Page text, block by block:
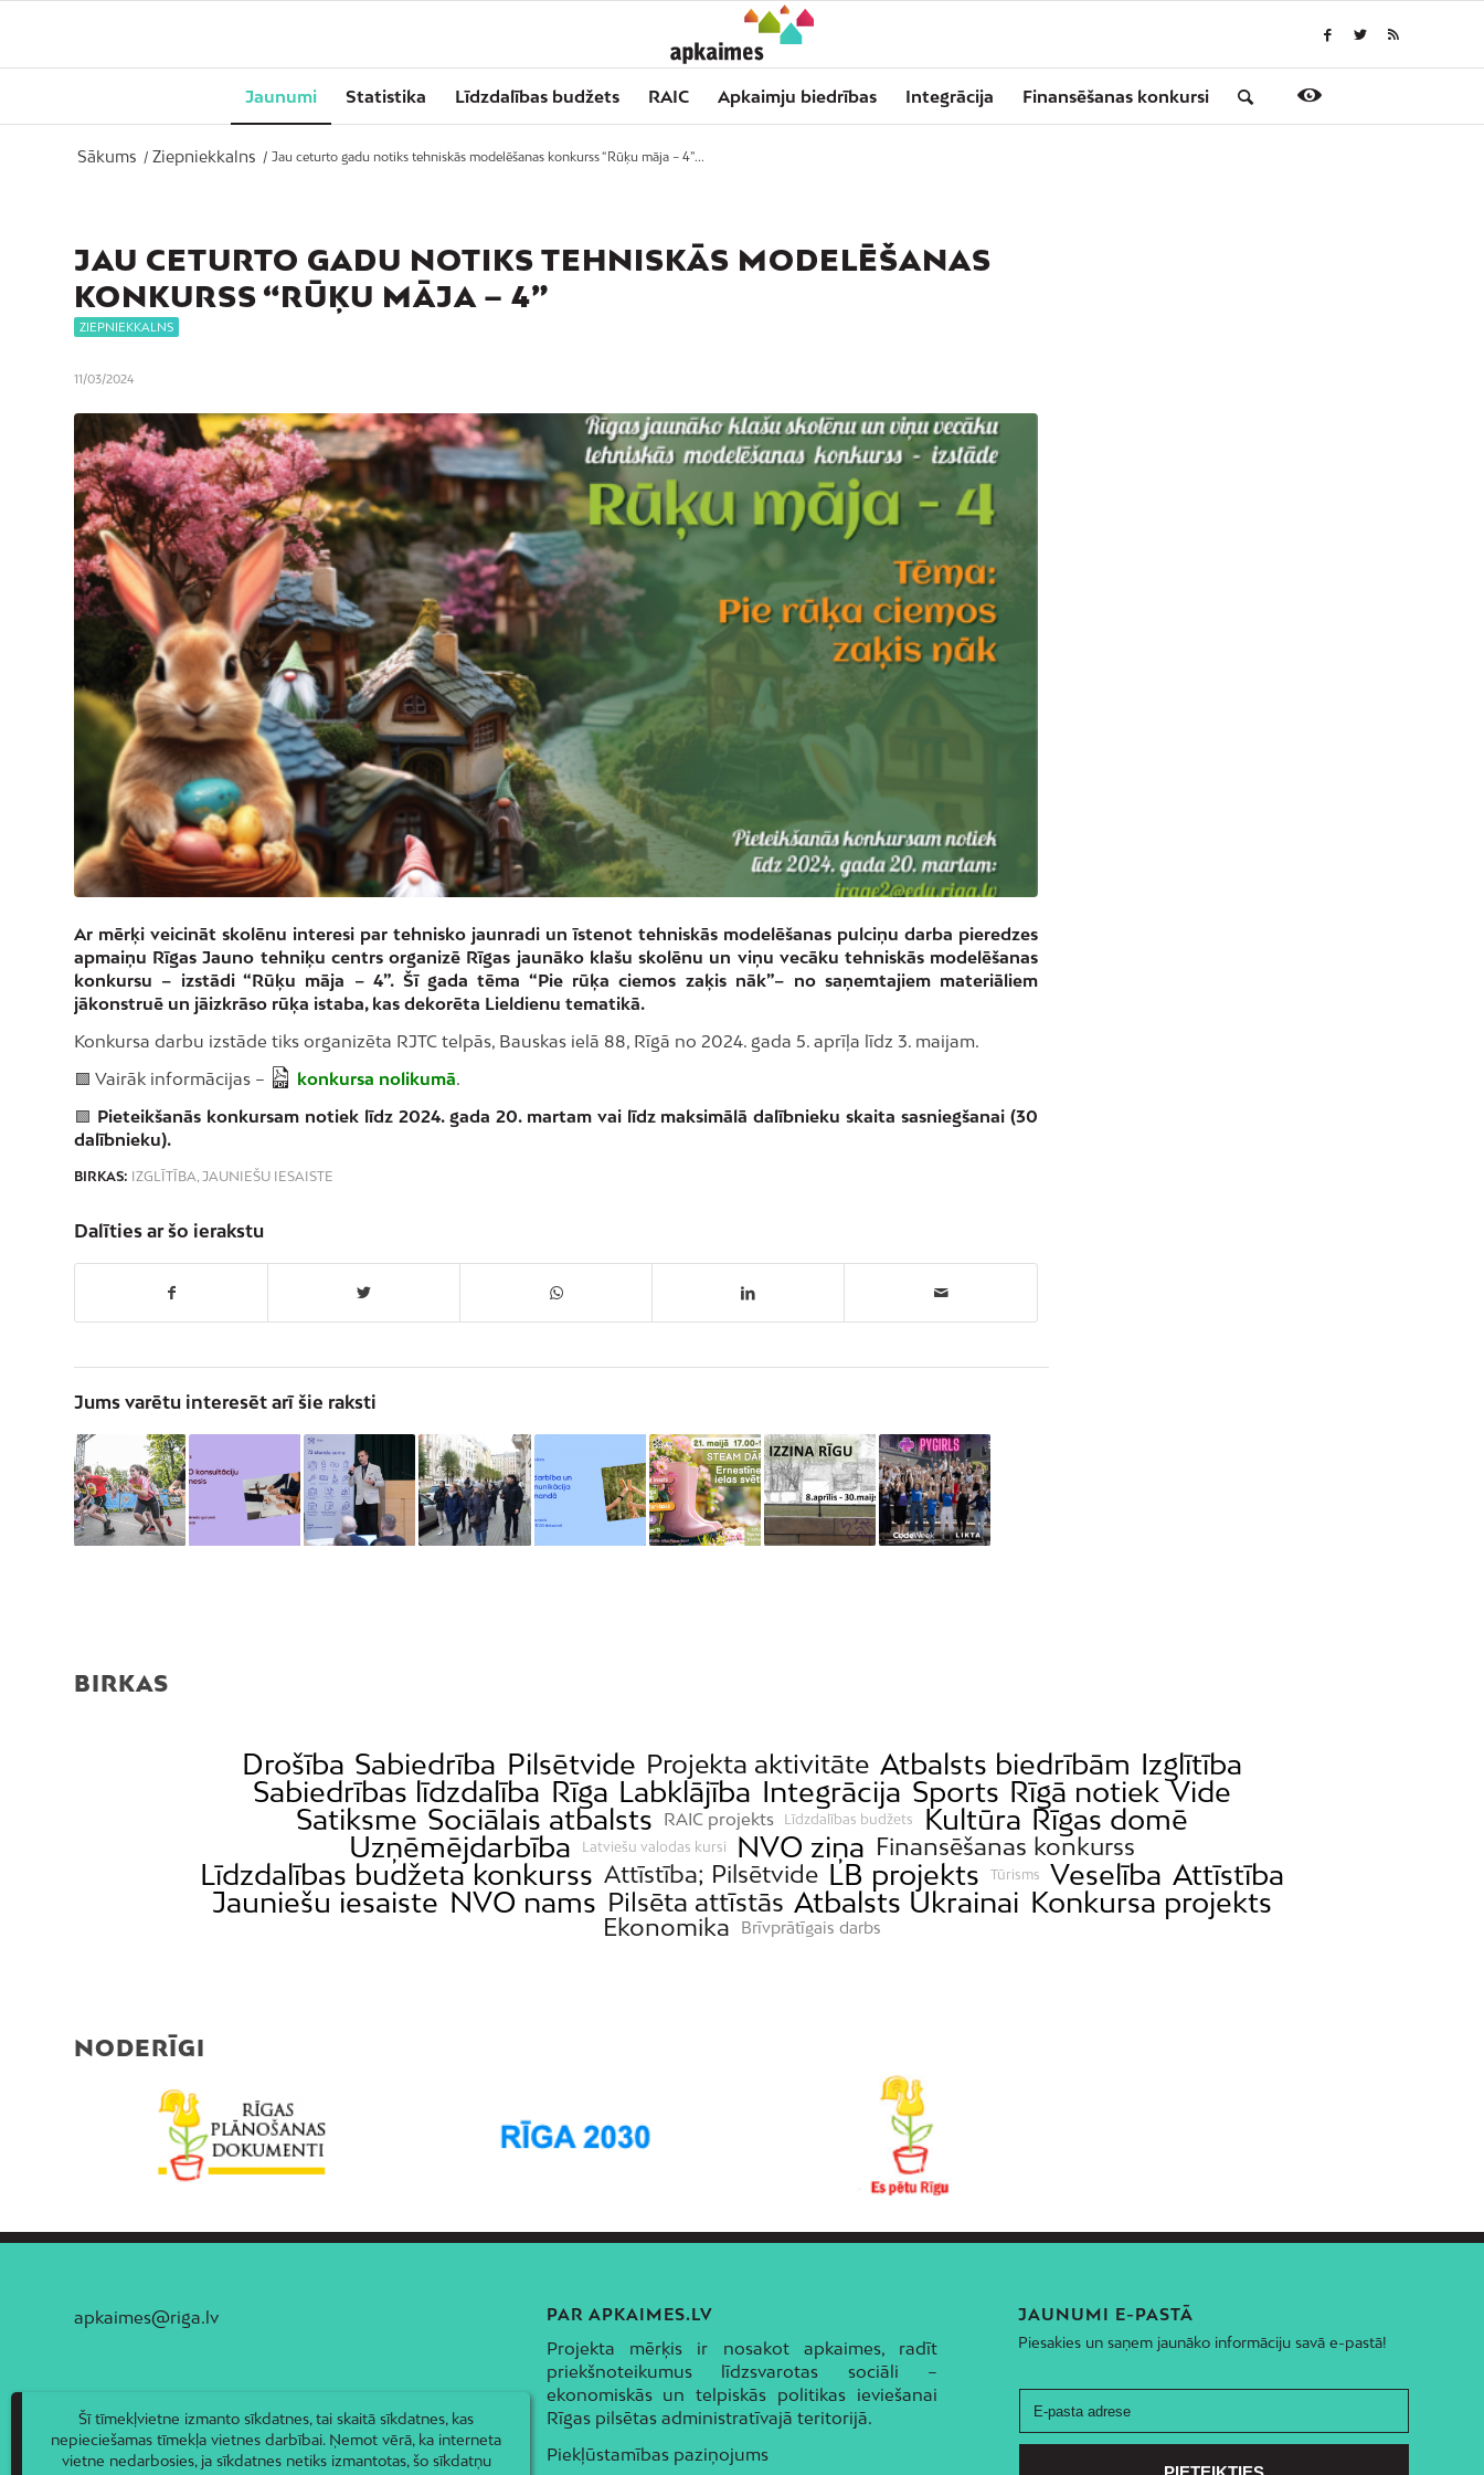
Jaunumi Statistika Līdzdalības budžets RAIC Apkaimju biedrības Integrācija Finansēšanas konkursi
Sākums / Ziepniekkalns / Jau ceturto gadu notiks tehniskās modelēšanas konkurss “Rūķu māja – 4”...
JAU CETURTO GADU NOTIKS TEHNISKĀS MODELĒŠANAS
KONKURSS “RŪĶU MĀJA – 4”
ZIEPNIEKKALNS
11/03/2024
Ar mērķi veicināt skolēnu interesi par tehnisko jaunradi un īstenot tehniskās modelēšanas pulciņu darba pieredzes
apmaiņu Rīgas Jauno tehniķu centrs organizē Rīgas jaunāko klašu skolēnu un viņu vecāku tehniskās modelēšanas
konkursu – izstādi “Rūķu māja – 4”. Šī gada tēma “Pie rūķa ciemos zaķis nāk”– no saņemtajiem materiāliem
jākonstruē un jāizkrāso rūķa istaba, kas dekorēta Lieldienu tematikā.
Konkursa darbu izstāde tiks organizēta RJTC telpās, Bauskas ielā 88, Rīgā no 2024. gada 5. aprīļa līdz 3. maijam.
🟩 Vairāk informācijas –
konkursa nolikumā.
🟩 Pieteikšanās konkursam notiek līdz 2024. gada 20. martam vai līdz maksimālā dalībnieku skaita sasniegšanai (30
dalībnieku).
BIRKAS: IZGLĪTĪBA, JAUNIEŠU IESAISTE
Dalīties ar šo ierakstu
Jums varētu interesēt arī šie raksti
BIRKAS
Drošība Sabiedrība Pilsētvide Projekta aktivitāte Atbalsts biedrībām Izglītība
Sabiedrības līdzdalība Rīga Labklājība Integrācija Sports Rīgā notiek Vide
Satiksme Sociālais atbalsts RAIC projekts Līdzdalības budžets Kultūra Rīgas domē
Uzņēmējdarbība
Latviešu valodas kursi NVO ziņa Finansēšanas konkurss
Līdzdalības budžeta konkurss Attīstība; Pilsētvide LB projekts Tūrisms Veselība Attīstība
Jauniešu iesaiste NVO nams Pilsēta attīstās Atbalsts Ukrainai Konkursa projekts
Ekonomika Brīvprātīgais darbs
NODERĪGI
apkaimes@riga.lv PAR APKAIMES.LV
Projekta mērķis ir nosakot apkaimes, radīt
priekšnoteikumus līdzsvarotas sociāli –
ekonomiskās un telpiskās politikas ieviešanai
Rīgas pilsētas administratīvajā teritorijā.
Piekļūstamības paziņojums
JAUNUMI E-PASTĀ
Piesakies un saņem jaunāko informāciju savā e-pastā!
Šī tīmekļvietne izmanto sīkdatnes, tai skaitā sīkdatnes, kas
nepieciešamas tīmekļa vietnes darbībai. Ņemot vērā, ka interneta
vietne nedarbosies, ja sīkdatnes netiks izmantotas, šo sīkdatņu